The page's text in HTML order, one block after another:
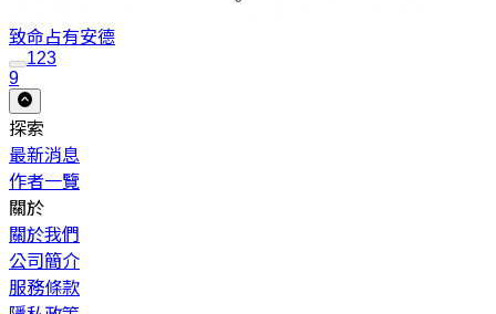
致命占有安德
123
9
探索
最新消息
作者一覽
關於
關於我們
公司簡介
服務條款